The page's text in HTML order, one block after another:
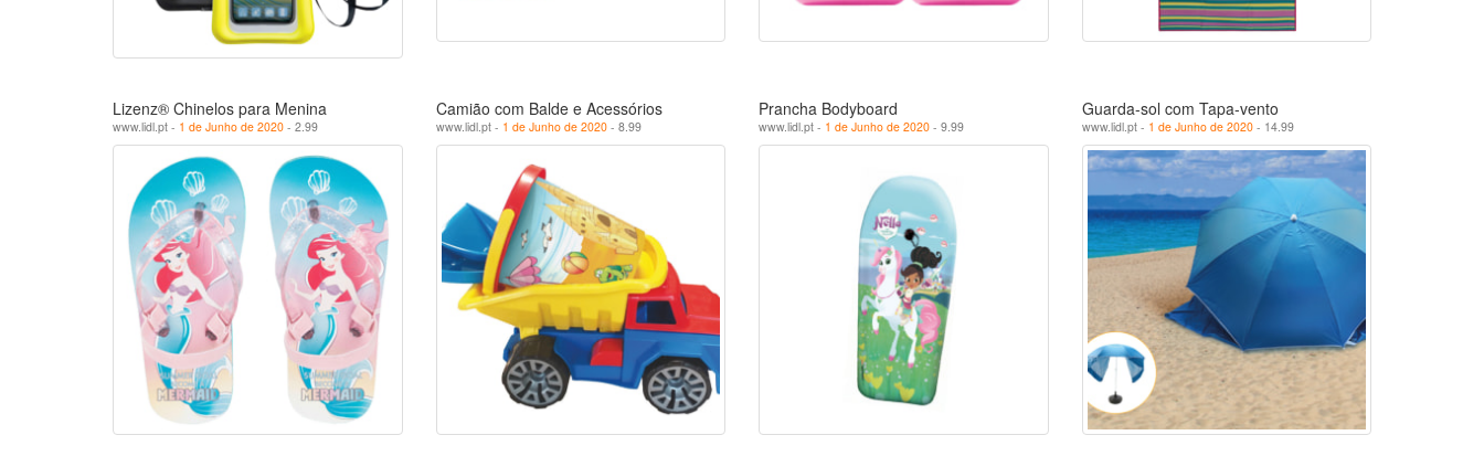
Lizenz® Chinelos para Menina
www.lidl.pt - 1 de Junho de 2020 - 2.99
Camião com Balde e Acessórios
www.lidl.pt - 1 de Junho de 2020- 8.99
Prancha Bodyboard
www.lidl.pt - 1 de Junho de 2020 - 9.99
Guarda-sol com Tapa-vento
www.lidl.pt - 1 de Junho de 2020- 14.99